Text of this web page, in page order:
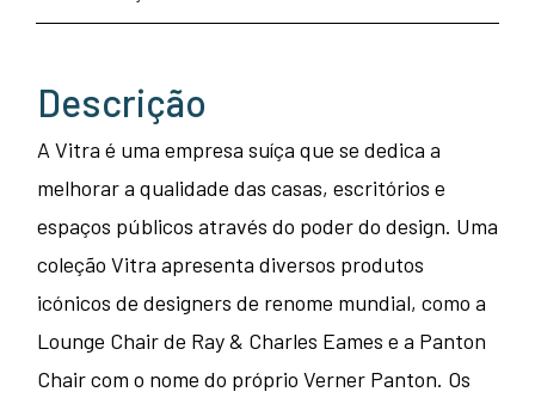
Descrição
A Vitra é uma empresa suíça que se dedica a
melhorar a qualidade das casas, escritórios e
espaços públicos através do poder do design. Uma
coleção Vitra apresenta diversos produtos
icónicos de designers de renome mundial, como a
Lounge Chair de Ray & Charles Eames e a Panton
Chair com o nome do próprio Verner Panton. Os